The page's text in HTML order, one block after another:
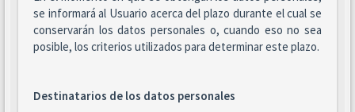
se informará al Usuario acerca del plazo durante el cual se
conservarán los datos personales o, cuando eso no sea
posible, los criterios utilizados para determinar este plazo.
Destinatarios de los datos personales